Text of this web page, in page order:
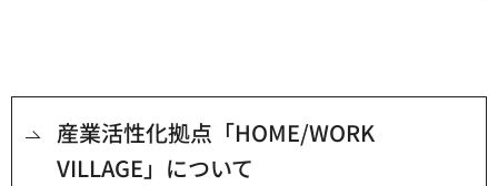
産業活性化拠点「HOME/WORK
VILLAGE」について